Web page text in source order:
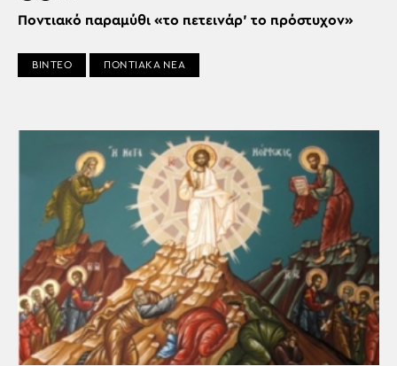
Ποντιακό παραμύθι «το πετεινάρ’ το πρόστυχον»
ΒΙΝΤΕΟ ΠΟΝΤΙΑΚΑ ΝΕΑ